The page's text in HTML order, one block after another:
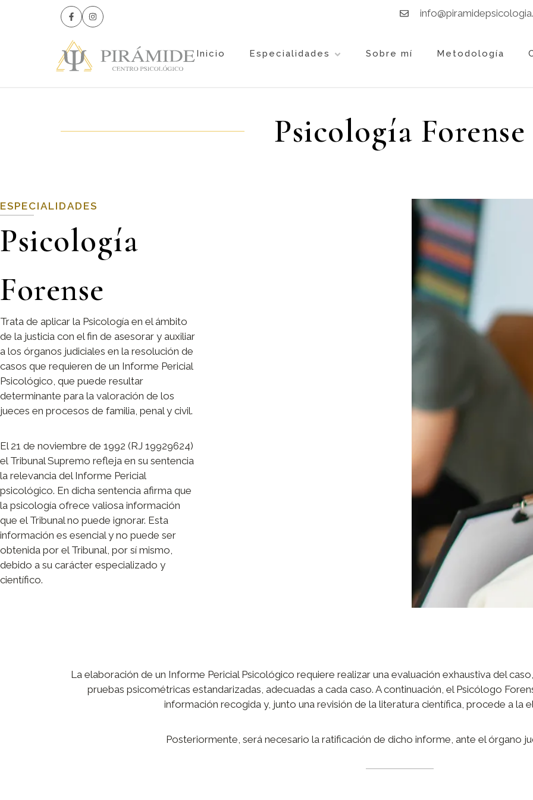
Inicio Especialidades Sobre mí Metodología
Psicología Forense
ESPECIALIDADES
Psicología
Forense
Trata de aplicar la Psicología en el ámbito
de la justicia con el fin de asesorar y auxiliar
a los órganos judiciales en la resolución de
casos que requieren de un Informe Pericial
Psicológico, que puede resultar
determinante para la valoración de los
jueces en procesos de familia, penal y civil.
El 21 de noviembre de 1992 (RJ 19929624)
el Tribunal Supremo refleja en su sentencia
la relevancia del Informe Pericial
psicológico. En dicha sentencia afirma que
la psicología ofrece valiosa información
que el Tribunal no puede ignorar. Esta
información es esencial y no puede ser
obtenida por el Tribunal, por sí mismo,
debido a su carácter especializado y
científico.
La elaboración de un Informe Pericial Psicológico requiere realizar una evaluación exhaustiva del
pruebas psicométricas estandarizadas, adecuadas a cada caso. A continuación, el Psicólogo
información recogida y, junto una revisión de la literatura científica, procede a la
Posteriormente, será necesario la ratificación de dicho informe, ante el órgano